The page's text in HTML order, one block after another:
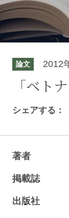
論文 2012
「ベト
シェアする：
著者
掲載誌
出版社